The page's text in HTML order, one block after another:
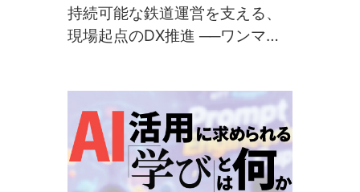
持続可能な鉄道運営を支える、
現場起点のDX推進 ──ワンマン